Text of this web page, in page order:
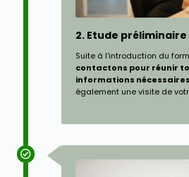
2. Etude
Suite à l'introduction du
contactons pour réunir
informations
également une visite de